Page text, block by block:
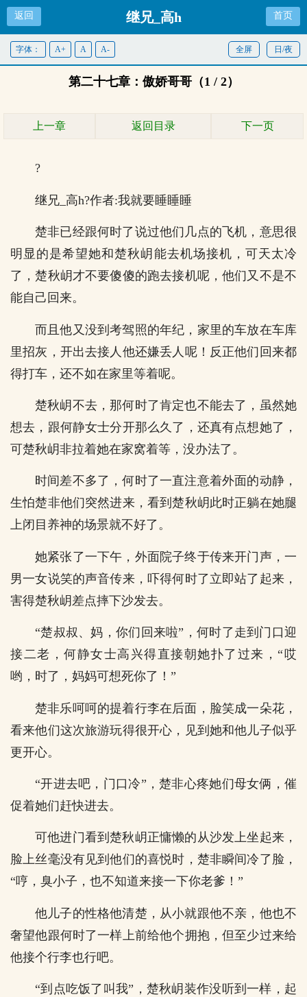
返回 继兄_高h 首页
日/夜
全屏
字体： A+ A A-
第二十七章：傲娇哥哥（1 / 2）
上一章 返回目录 下一页
?
继兄_高h?作者:我就要睡睡睡
楚非已经跟何时了说过他们几点的飞机，意思很
明显的是希望她和楚秋岄能去机场接机，可天太冷
了，楚秋岄才不要傻傻的跑去接机呢，他们又不是不
能自己回来。
而且他又没到考驾照的年纪，家里的车放在车库
里招灰，开出去接人他还嫌丢人呢！反正他们回来都
得打车，还不如在家里等着呢。
楚秋岄不去，那何时了肯定也不能去了，虽然她
想去，跟何静女士分开那么久了，还真有点想她了，
可楚秋岄非拉着她在家窝着等，没办法了。
时间差不多了，何时了一直注意着外面的动静，
生怕楚非他们突然进来，看到楚秋岄此时正躺在她腿
上闭目养神的场景就不好了。
她紧张了一下午，外面院子终于传来开门声，一
男一女说笑的声音传来，吓得何时了立即站了起来，
害得楚秋岄差点摔下沙发去。
“楚叔叔、妈，你们回来啦”，何时了走到门口迎
接二老，何静女士高兴得直接朝她扑了过来，“哎
哟，时了，妈妈可想死你了！”
楚非乐呵呵的提着行李在后面，脸笑成一朵花，
看来他们这次旅游玩得很开心，见到她和他儿子似乎
更开心。
“开进去吧，门口冷”，楚非心疼她们母女俩，催
促着她们赶快进去。
可他进门看到楚秋岄正慵懒的从沙发上坐起来，
脸上丝毫没有见到他们的喜悦时，楚非瞬间冷了脸，
“哼，臭小子，也不知道来接一下你老爹！”
他儿子的性格他清楚，从小就跟他不亲，他也不
奢望他跟何时了一样上前给他个拥抱，但至少过来给
他接个行李也行吧。
“到点吃饭了叫我”，楚秋岄装作没听到一样，起